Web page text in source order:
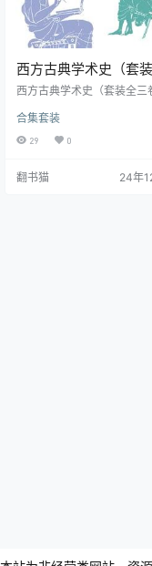
西方古典学术史（套
卷）
西方古典学术史（套装全三
国古典学者约翰·埃德温·桑兹
作，这部横跨百年、多次再
程。该书以其翔实的材料和
合集套装
29 0
翻书猫 24年